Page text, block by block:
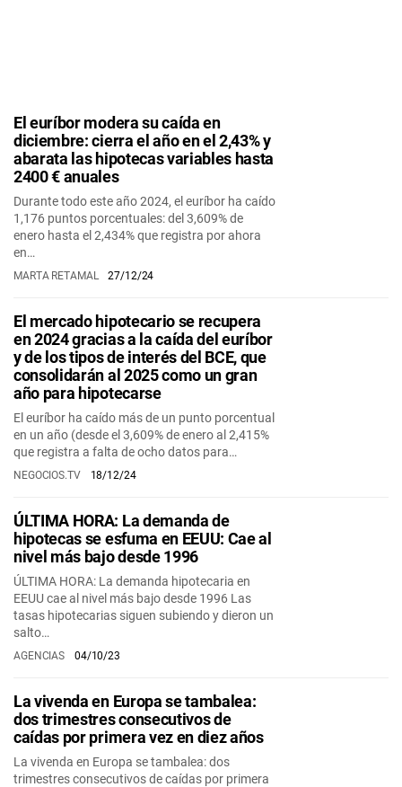
El euríbor modera su caída en
diciembre: cierra el año en el 2,43% y
abarata las hipotecas variables hasta
2400 € anuales
Durante todo este año 2024, el euríbor ha caído
1,176 puntos porcentuales: del 3,609% de
enero hasta el 2,434% que registra por ahora
en…
MARTA RETAMAL 27/12/24
El mercado hipotecario se recupera
en 2024 gracias a la caída del euríbor
y de los tipos de interés del BCE, que
consolidarán al 2025 como un gran
año para hipotecarse
El euríbor ha caído más de un punto porcentual
en un año (desde el 3,609% de enero al 2,415%
que registra a falta de ocho datos para…
NEGOCIOS.TV 18/12/24
ÚLTIMA HORA: La demanda de
hipotecas se esfuma en EEUU: Cae al
nivel más bajo desde 1996
ÚLTIMA HORA: La demanda hipotecaria en
EEUU cae al nivel más bajo desde 1996 Las
tasas hipotecarias siguen subiendo y dieron un
salto…
AGENCIAS 04/10/23
La vivenda en Europa se tambalea:
dos trimestres consecutivos de
caídas por primera vez en diez años
La vivenda en Europa se tambalea: dos
trimestres consecutivos de caídas por primera